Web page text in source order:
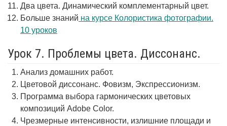
Два цвета. Динамический комплементарный цвет.
Больше знаний на курсе Колористика фотографии.
10 уроков
Урок 7. Проблемы цвета. Диссонанс.
Анализ домашних работ.
Цветовой диссонанс. Фовизм, Экспрессионизм.
Программа выбора гармонических цветовых
композиций Adobe Color.
Чрезмерные интенсивности, излишние площади и